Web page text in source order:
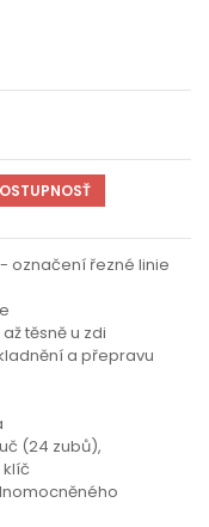
označení řezné linie
těsně u zdi
a přepravu
(24 zubů),
klíč